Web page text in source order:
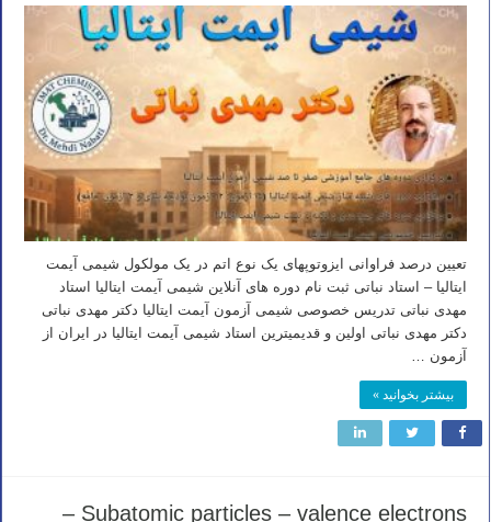
تعیین درصد فراوانی ایزوتوپهای یک نوع اتم در یک مولکول شیمی آیمت
ایتالیا – استاد نباتی ثبت نام دوره های آنلاین شیمی آیمت ایتالیا استاد
مهدی نباتی تدریس خصوصی شیمی آزمون آیمت ایتالیا دکتر مهدی نباتی
دکتر مهدی نباتی اولین و قدیمیترین استاد شیمی آیمت ایتالیا در ایران از
آزمون …
بیشتر بخوانید »
Subatomic particles – valence electrons –